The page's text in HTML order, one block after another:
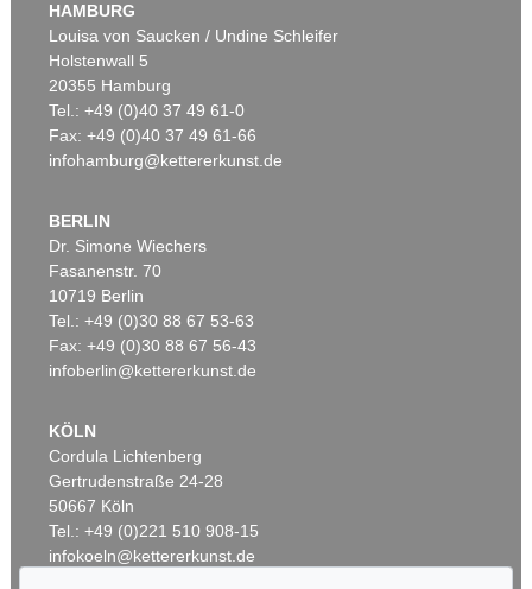
Ergebnis:€ 1.645.000
Auktion 530 - Lot 81
EMIL NOLDE
Rittersporn und Silberpappeln , 1929
Ergebnis:€ 1.165.000
HAMBURG
Louisa von Saucken / Undine Schleifer
Holstenwall 5
20355 Hamburg
Tel.: +49 (0)40 37 49 61-0
Fax: +49 (0)40 37 49 61-66
infohamburg@kettererkunst.de
BERLIN
Dr. Simone Wiechers
Fasanenstr. 70
10719 Berlin
Tel.: +49 (0)30 88 67 53-63
Fax: +49 (0)30 88 67 56-43
infoberlin@kettererkunst.de
KÖLN
Cordula Lichtenberg
Gertrudenstraße 24-28
50667 Köln
Tel.: +49 (0)221 510 908-15
infokoeln@kettererkunst.de